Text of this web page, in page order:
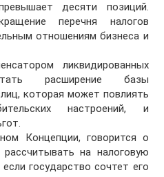
десяти позиций.
перечня налогов
отношениям бизнеса и
ликвидированных
расширение базы
которая может повлиять
настроений, и
Концепции, говорится о
на налоговую
государство сочтет его